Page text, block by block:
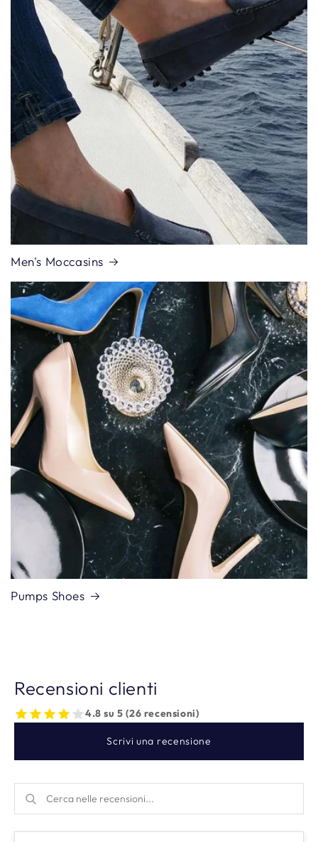
Men's Moccasins
Pumps Shoes
Recensioni clienti
4.8 su 5 (26 recensioni)
Scrivi una recensione